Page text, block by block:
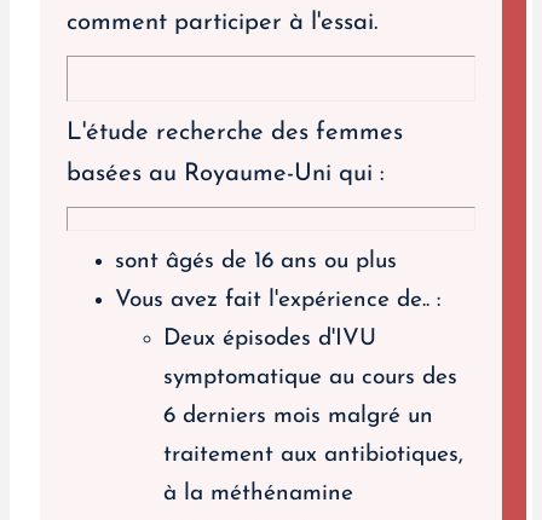
comment participer à l'essai.
L'étude recherche des femmes
basées au Royaume-Uni qui :
sont âgés de 16 ans ou plus
Vous avez fait l'expérience de.. :
Deux épisodes d'IVU
symptomatique au cours des
6 derniers mois malgré un
traitement aux antibiotiques,
à la méthénamine